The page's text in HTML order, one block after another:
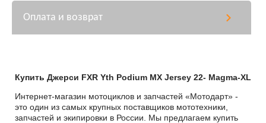
Оплата и возврат
Купить Джерси FXR Yth Podium MX Jersey 22- Magma-XL
Интернет-магазин мотоциклов и запчастей «Мотодарт» -
это один из самых крупных поставщиков мототехники,
запчастей и экипировки в России. Мы предлагаем купить